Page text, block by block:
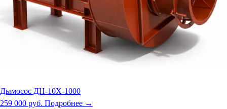
Дымосос ДН-10Х-1000
259 000 руб. Подробнее →